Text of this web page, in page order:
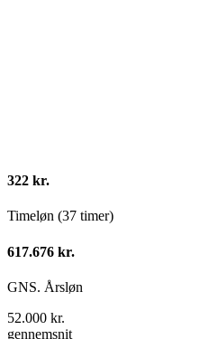
322 kr.
Timeløn (37 timer)
617.676 kr.
GNS. Årsløn
52.000 kr.
gennemsnit